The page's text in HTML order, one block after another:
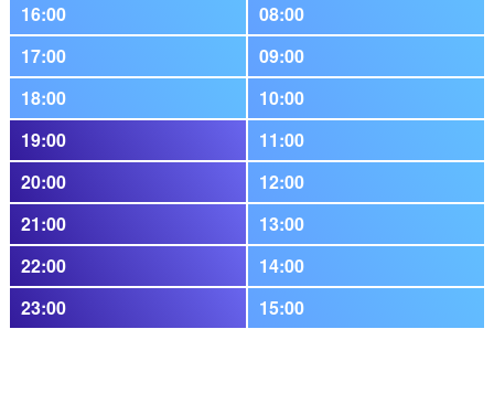
16:00
08:00
17:00
09:00
18:00
10:00
19:00
11:00
20:00
12:00
21:00
13:00
22:00
14:00
23:00
15:00